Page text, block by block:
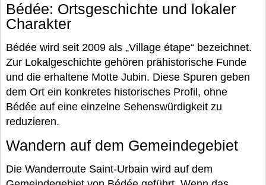
Bédée: Ortsgeschichte und lokaler
Charakter
Bédée wird seit 2009 als „Village étape“ bezeichnet.
Zur Lokalgeschichte gehören prähistorische Funde
und die erhaltene Motte Jubin. Diese Spuren geben
dem Ort ein konkretes historisches Profil, ohne
Bédée auf eine einzelne Sehenswürdigkeit zu
reduzieren.
Wandern auf dem Gemeindegebiet
Die Wanderroute Saint-Urbain wird auf dem